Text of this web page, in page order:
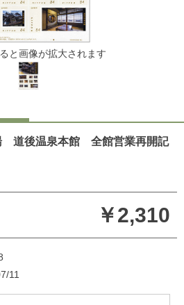
と画像が拡大されます
道後温泉本館 全館営業再開記
￥2,310
11